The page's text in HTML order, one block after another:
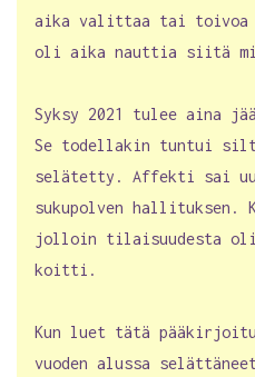
aika valittaa tai toivoa
oli aika nauttia siitä
Syksy 2021 tulee aina
Se todellakin tuntui
selätetty. Affekti sai
sukupolven hallituksen.
jolloin tilaisuudesta
koitti.
Kun luet tätä
vuoden alussa